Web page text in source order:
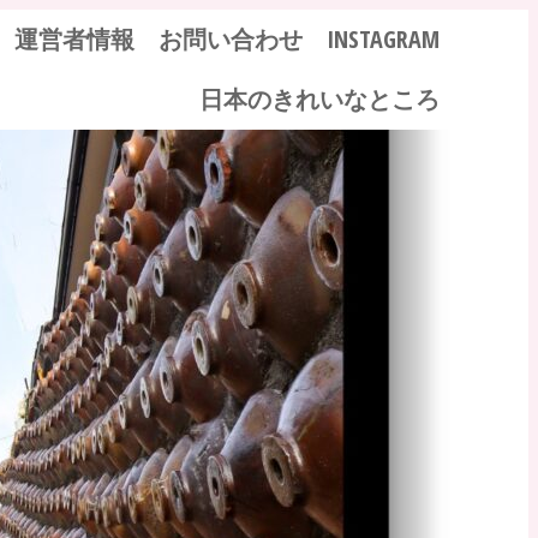
運営者情報 お問い合わせ
INSTAGRAM
日本のきれいなところ